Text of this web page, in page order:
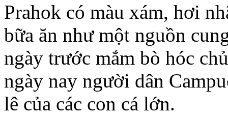
Prahok có màu xám, hơi
bữa ăn như một nguồn
ngày trước mắm bò hóc
ngày nay người dân
lê của các con cá lớn.